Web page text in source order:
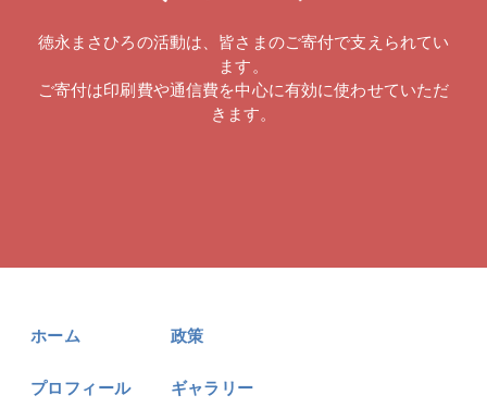
徳永まさひろの活動は、皆さまのご寄付で支えられてい
ます。
ご寄付は印刷費や通信費を中心に有効に使わせていただ
きます。
ホーム
プロフィール
政策
ギャラリー